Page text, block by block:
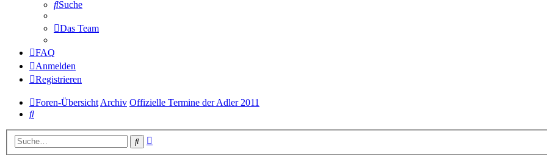
Suche
Das Team
FAQ
Anmelden
Registrieren
Foren-Übersicht Archiv Offizielle Termine der Adler 2011
Suche
Suche